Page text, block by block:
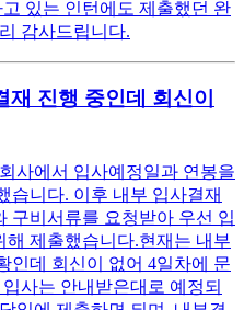
있는 인턴에도 제출했던 완
감사드립니다.
재 진행 중인데 회신이
사에서 입사예정일과 연봉을
습니다. 이후 내부 입사결재
구비서류를 요청받아 우선 입
제출했습니다.현재는 내부
인데 회신이 없어 4일차에 문
사는 안내받은대로 예정되